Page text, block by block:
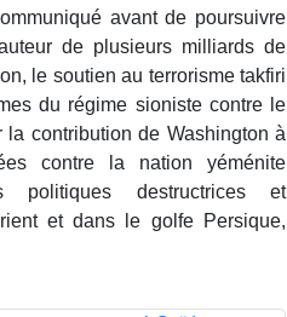
avant de poursuivre
de plusieurs milliards de
le soutien au terrorisme takfiri
du régime sioniste contre le
contribution de Washington à
contre la nation yéménite
politiques destructrices et
et dans le golfe Persique,